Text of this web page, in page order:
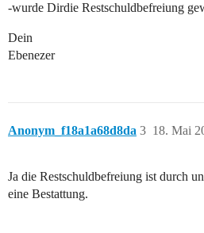
-wurde Dirdie Restschuldbefreiung
Dein
Ebenezer
Anonym_f18a1a68d8da 18. Mai
3
Ja die Restschuldbefreiung ist durch
eine Bestattung.